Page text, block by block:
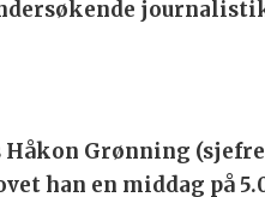
Håkon Grønning
han en middag på